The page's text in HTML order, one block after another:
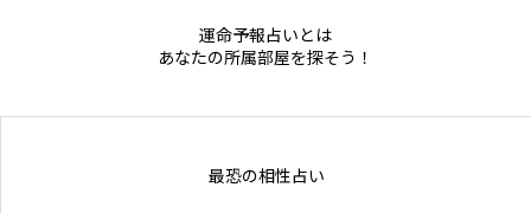
運命予報占いとは
あなたの所属部屋を探そう！
最恐の相性占い